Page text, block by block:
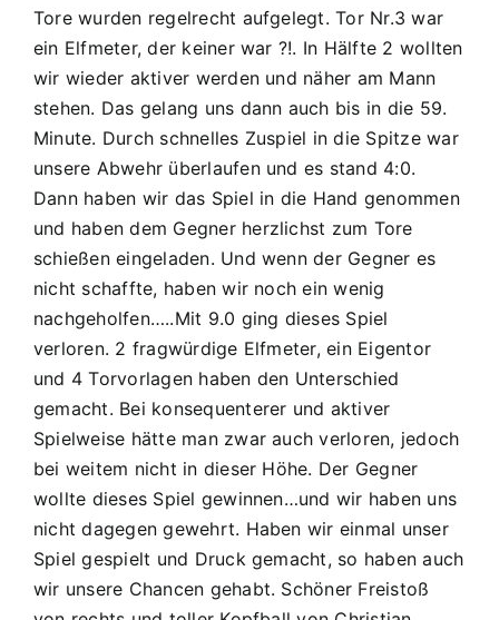
Tore wurden regelrecht aufgelegt. Tor Nr.3 war
ein Elfmeter, der keiner war ?!. In Hälfte 2 wollten
wir wieder aktiver werden und näher am Mann
stehen. Das gelang uns dann auch bis in die 59.
Minute. Durch schnelles Zuspiel in die Spitze war
unsere Abwehr überlaufen und es stand 4:0.
Dann haben wir das Spiel in die Hand genommen
und haben dem Gegner herzlichst zum Tore
schießen eingeladen. Und wenn der Gegner es
nicht schaffte, haben wir noch ein wenig
nachgeholfen…..Mit 9.0 ging dieses Spiel
verloren. 2 fragwürdige Elfmeter, ein Eigentor
und 4 Torvorlagen haben den Unterschied
gemacht. Bei konsequenterer und aktiver
Spielweise hätte man zwar auch verloren, jedoch
bei weitem nicht in dieser Höhe. Der Gegner
wollte dieses Spiel gewinnen…und wir haben uns
nicht dagegen gewehrt. Haben wir einmal unser
Spiel gespielt und Druck gemacht, so haben auch
wir unsere Chancen gehabt. Schöner Freistoß